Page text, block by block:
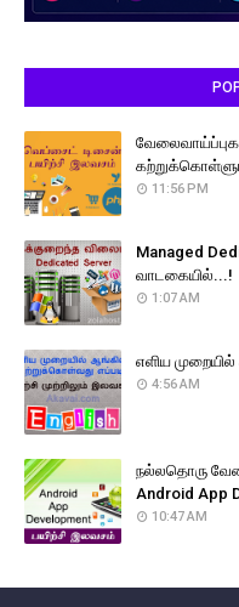
11:56 PM
Managed
வாடகையில்...!
1:07 AM
எளிய
4:56 AM
நல்லதொரு
Android App
10:47 AM